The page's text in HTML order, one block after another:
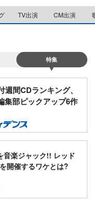
M
u
t
TV出演 CM出演
特集
週間CDランキング、
集部ピックアップ6作
音楽ジャック!! レッド
開催するワケとは?